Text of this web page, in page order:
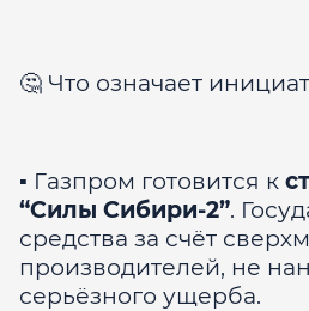
🤔 Что означает
▪️ Газпром готовится к
“Силы Сибири-2”.
средства за счёт
производителей, не
серьёзного ущерба.